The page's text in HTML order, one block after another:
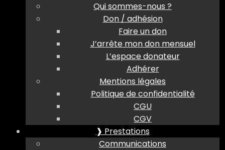
Qui sommes-nous ?
Don / adhésion
Faire un don
J’arrête mon don mensuel
L’espace donateur
Adhérer
Mentions légales
Politique de confidentialité
CGU
CGV
❱ Prestations
Communications